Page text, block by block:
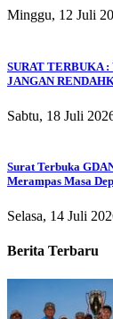
Minggu, 12 Juli
SURAT TERBUKA
JANGAN
Sabtu, 18 Juli
Surat Terbuka
Merampas Masa
Selasa, 14 Juli
Berita Terbaru